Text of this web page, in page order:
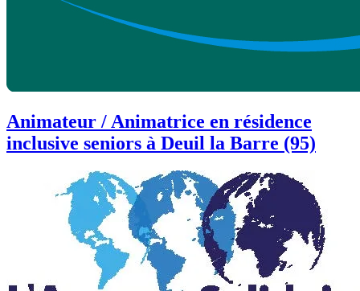
Animateur / Animatrice en résidence
inclusive seniors à Deuil la Barre (95)